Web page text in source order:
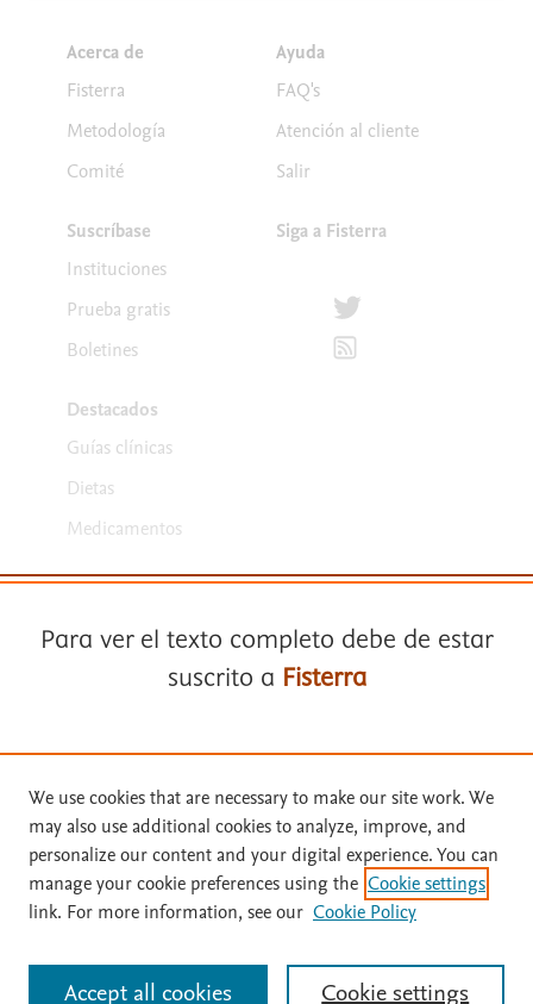
Acerca de
Fisterra
Metodología
Comité
Suscríbase
Instituciones
Prueba gratis
Boletines
Destacados
Guías clínicas
Dietas
Medicamentos
Ayuda
FAQ's
Atención al cliente
Salir
Siga a Fisterra
Síguenos en Twitter
Suscríbete para recibir
Términos y condiciones
Política de privacidad
Copyright ©
Elsevier España SLU, sus licenciantes y
colaboradores. Se reservan todos los derechos, incluidos los de minería
de texto y datos, entrenamiento de IA y tecnologías similares. Página
actualizada en: .
Para ver el texto completo debe de estar
suscrito a Fisterra
Solicite una prueba gratuita
We use cookies that are necessary to make our site work. We
may also use additional cookies to analyze, improve, and
personalize our content and your digital experience. You can
manage your cookie preferences using the Cookie settings
link. For more information, see our Cookie Policy
Cookie settings
Accept all cookies